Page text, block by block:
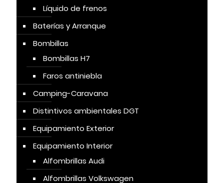
Líquido de frenos
Baterías y Arranque
Bombillas
Bombillas H7
Faros antiniebla
Camping-Caravana
Distintivos ambientales DGT
Equipamiento Exterior
Equipamiento Interior
Alfombrillas Audi
Alfombrillas Volkswagen